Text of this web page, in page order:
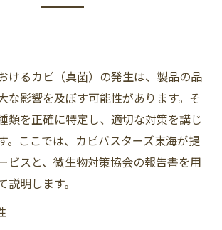
けるカビ（真菌）の発生は、製品の品
な影響を及ぼす可能性があります。そ
類を正確に特定し、適切な対策を講じ
。ここでは、カビバスターズ東海が提
ビスと、微生物対策協会の報告書を用
明します。